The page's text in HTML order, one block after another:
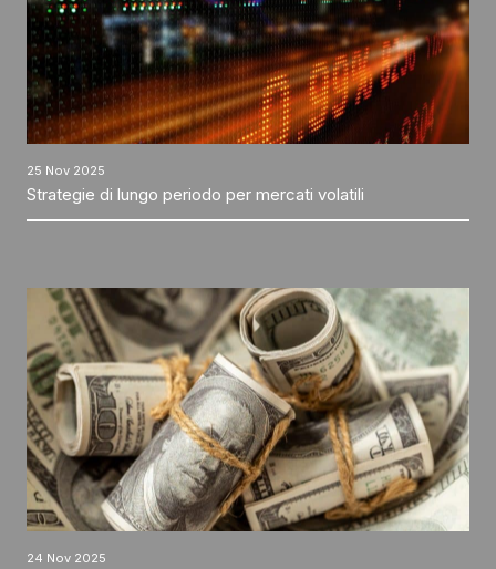
25 Nov 2025
Strategie di lungo periodo per mercati volatili
24 Nov 2025